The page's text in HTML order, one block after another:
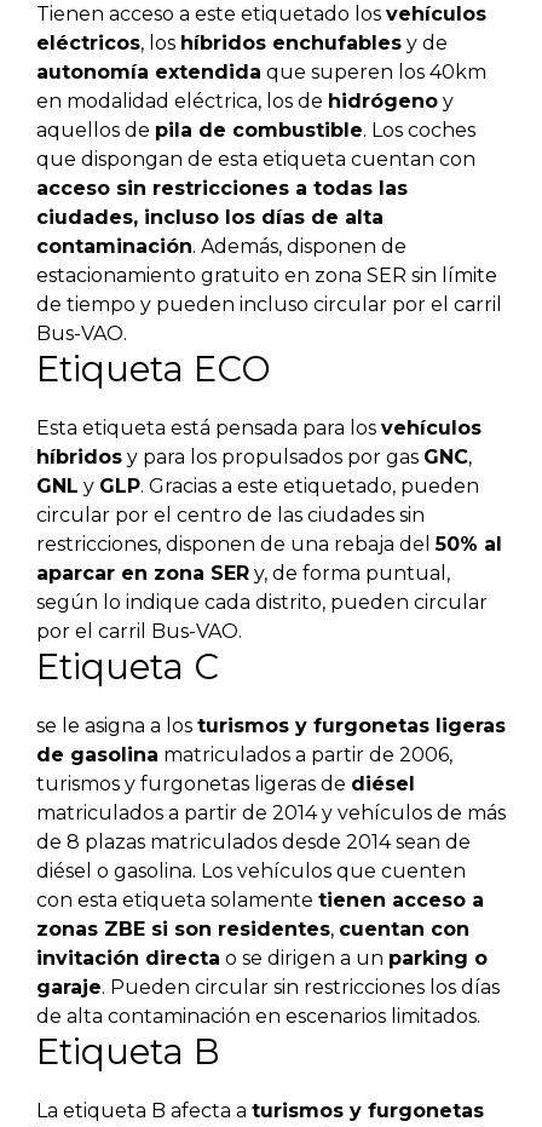
Tienen acceso a este etiquetado los vehículos
eléctricos, los híbridos enchufables y de
autonomía extendida que superen los 40km
en modalidad eléctrica, los de hidrógeno y
aquellos de pila de combustible. Los coches
que dispongan de esta etiqueta cuentan con
acceso sin restricciones a todas las
ciudades, incluso los días de alta
contaminación. Además, disponen de
estacionamiento gratuito en zona SER sin límite
de tiempo y pueden incluso circular por el carril
Bus-VAO.
Etiqueta ECO
Esta etiqueta está pensada para los vehículos
híbridos y para los propulsados por gas GNC,
GNL y GLP. Gracias a este etiquetado, pueden
circular por el centro de las ciudades sin
restricciones, disponen de una rebaja del50% al
aparcar en zona SER y, de forma puntual,
según lo indique cada distrito, pueden circular
por el carril Bus-VAO.
Etiqueta C
se le asigna a los turismos y furgonetas ligeras
de gasolina matriculados a partir de 2006,
turismos y furgonetas ligeras de diésel
matriculados a partir de 2014 y vehículos de más
de 8 plazas matriculados desde 2014 sean de
diésel o gasolina. Los vehículos que cuenten
con esta etiqueta solamente tienen acceso a
zonas ZBE si son residentes, cuentan con
invitación directa o se dirigen a un parking o
garaje. Pueden circular sin restricciones los días
de alta contaminación en escenarios limitados.
Etiqueta B
La etiqueta B afecta a turismos y furgonetas